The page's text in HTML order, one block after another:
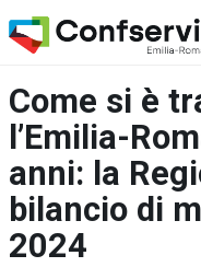
Come si è
l’Emilia-
anni: la
bilancio di
2024